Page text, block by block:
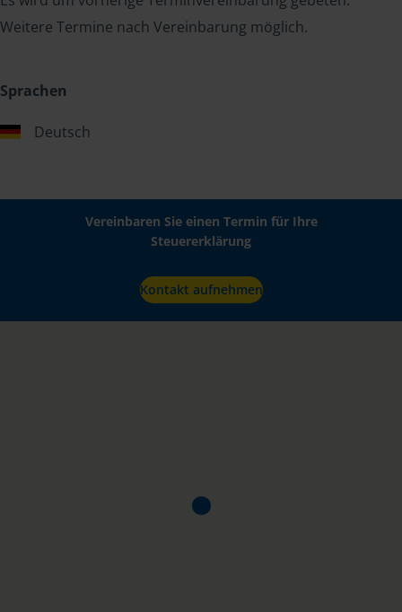
Weitere Termine nach Vereinbarung möglich.
Sprachen
Deutsch
Vereinbaren Sie einen Termin für Ihre
Steuererklärung
Kontakt aufnehmen